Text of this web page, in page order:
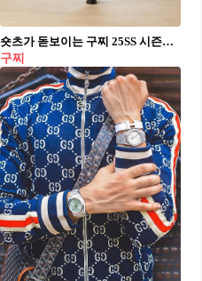
숏츠가 돋보이는 구찌 25SS 시즌🩳😎
구찌